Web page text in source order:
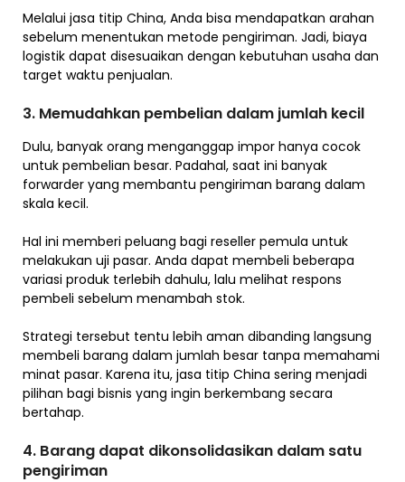
Melalui jasa titip China, Anda bisa mendapatkan arahan
sebelum menentukan metode pengiriman. Jadi, biaya
logistik dapat disesuaikan dengan kebutuhan usaha dan
target waktu penjualan.
3. Memudahkan pembelian dalam jumlah kecil
Dulu, banyak orang menganggap impor hanya cocok
untuk pembelian besar. Padahal, saat ini banyak
forwarder yang membantu pengiriman barang dalam
skala kecil.
Hal ini memberi peluang bagi reseller pemula untuk
melakukan uji pasar. Anda dapat membeli beberapa
variasi produk terlebih dahulu, lalu melihat respons
pembeli sebelum menambah stok.
Strategi tersebut tentu lebih aman dibanding langsung
membeli barang dalam jumlah besar tanpa memahami
minat pasar. Karena itu, jasa titip China sering menjadi
pilihan bagi bisnis yang ingin berkembang secara
bertahap.
4. Barang dapat dikonsolidasikan dalam satu
pengiriman